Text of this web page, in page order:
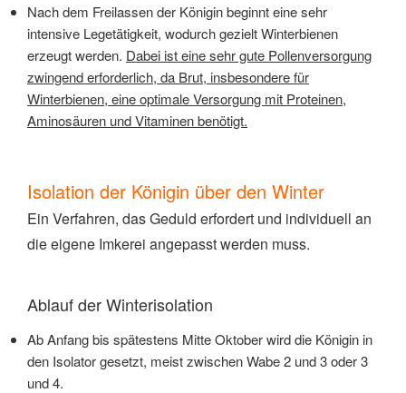
Nach dem Freilassen der Königin beginnt eine sehr
intensive Legetätigkeit, wodurch gezielt Winterbienen
erzeugt werden. Dabei ist eine sehr gute Pollenversorgung
zwingend erforderlich, da Brut, insbesondere für
Winterbienen, eine optimale Versorgung mit Proteinen,
Aminosäuren und Vitaminen benötigt.
Isolation der Königin über den Winter
Ein Verfahren, das Geduld erfordert und individuell an
die eigene Imkerei angepasst werden muss.
Ablauf der Winterisolation
Ab Anfang bis spätestens Mitte Oktober wird die Königin in
den Isolator gesetzt, meist zwischen Wabe 2 und 3 oder 3
und 4.